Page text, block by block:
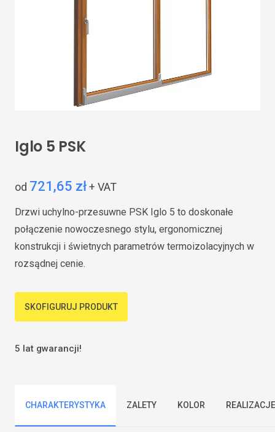
Iglo 5 PSK
od 721,65 zł+ VAT
Drzwi uchylno-przesuwne PSK Iglo 5 to doskonałe
połączenie nowoczesnego stylu, ergonomicznej
konstrukcji i świetnych parametrów termoizolacyjnych w
rozsądnej cenie.
SKOFIGURUJ PRODUKT
5 lat gwarancji!
CHARAKTERYSTYKA ZALETY KOLOR REALIZACJE